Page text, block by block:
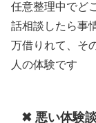
任意整理中でど
話相談したら事
万借りれて、そ
人の体験です
✖ 悪い体験